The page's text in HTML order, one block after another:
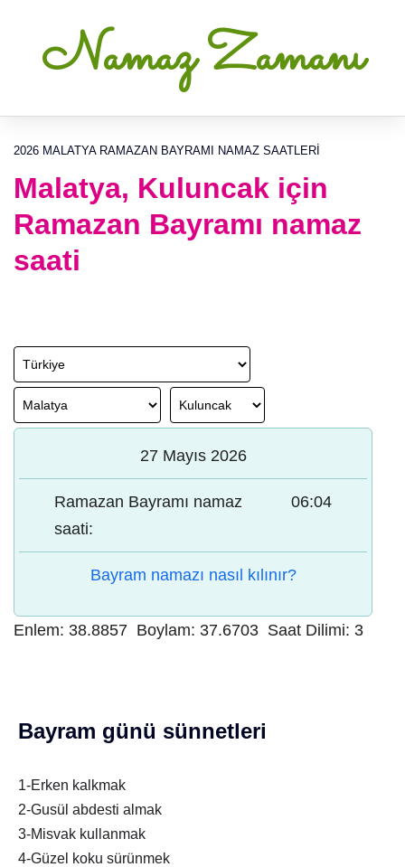
Namaz Zamanı
2026 MALATYA RAMAZAN BAYRAMI NAMAZ SAATLERI
Malatya, Kuluncak için
Ramazan Bayramı namaz
saati
27 Mayıs 2026
Ramazan Bayramı namaz
saati:
06:04
Bayram namazı nasıl kılınır?
Enlem: 38.8857 Boylam: 37.6703 Saat Dilimi: 3
Bayram günü sünnetleri
1-Erken kalkmak
2-Gusül abdesti almak
3-Misvak kullanmak
4-Güzel koku sürünmek